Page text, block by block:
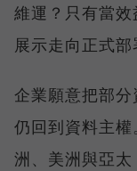
維運？只有當
展示走向正式部
企業願意把部
仍回到資料主
洲、美洲與亞